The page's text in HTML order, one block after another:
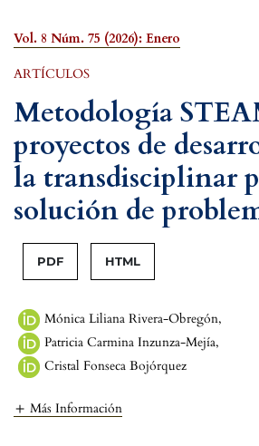
Vol. 8 Núm. 75 (2026): Enero
ARTÍCULOS
Metodología
proyectos de
la transdisciplinar
solución de
PDF HTML
Mónica Liliana Rivera-Obregón,
Patricia Carmina Inzunza-Mejía,
Cristal Fonseca Bojórquez
Más Información